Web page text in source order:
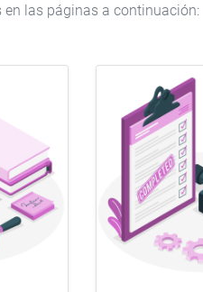
las páginas a continuación: